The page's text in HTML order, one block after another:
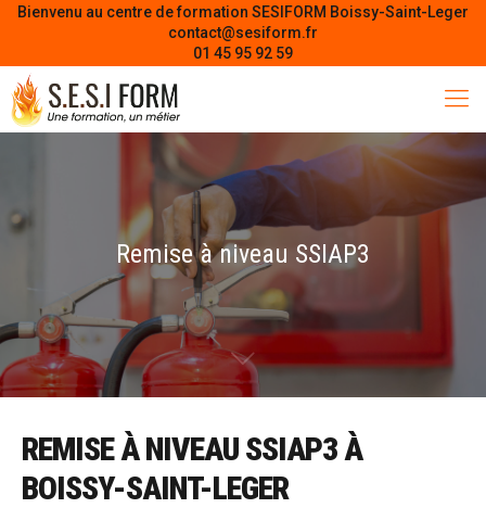
Bienvenu au centre de formation SESIFORM Boissy-Saint-Leger
contact@sesiform.fr
01 45 95 92 59
Remise à niveau SSIAP3
REMISE À NIVEAU SSIAP3 À
BOISSY-SAINT-LEGER